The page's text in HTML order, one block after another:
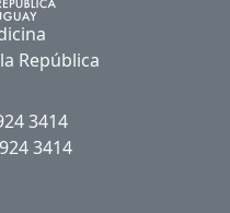
República
3414
3414